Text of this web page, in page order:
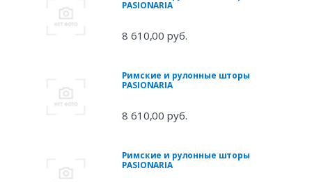
PASIONARIA
8 610,00 руб.
Римские и рулонные шторы
PASIONARIA
8 610,00 руб.
Римские и рулонные шторы
PASIONARIA